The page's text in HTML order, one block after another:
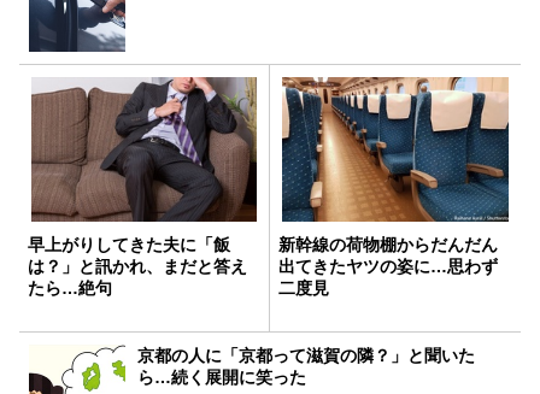
早上がりしてきた夫に「飯
は？」と訊かれ、まだと答え
たら…絶句
新幹線の荷物棚からだんだん
出てきたヤツの姿に…思わず
二度見
京都の人に「京都って滋賀の隣？」と聞いた
ら…続く展開に笑った